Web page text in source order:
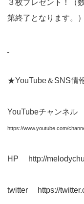
３枚プレゼント！（
第終了となります。）
★YouTube＆SNS情
YouTubeチャンネ
https://www.youtube.com/
HP http://
twitter https://